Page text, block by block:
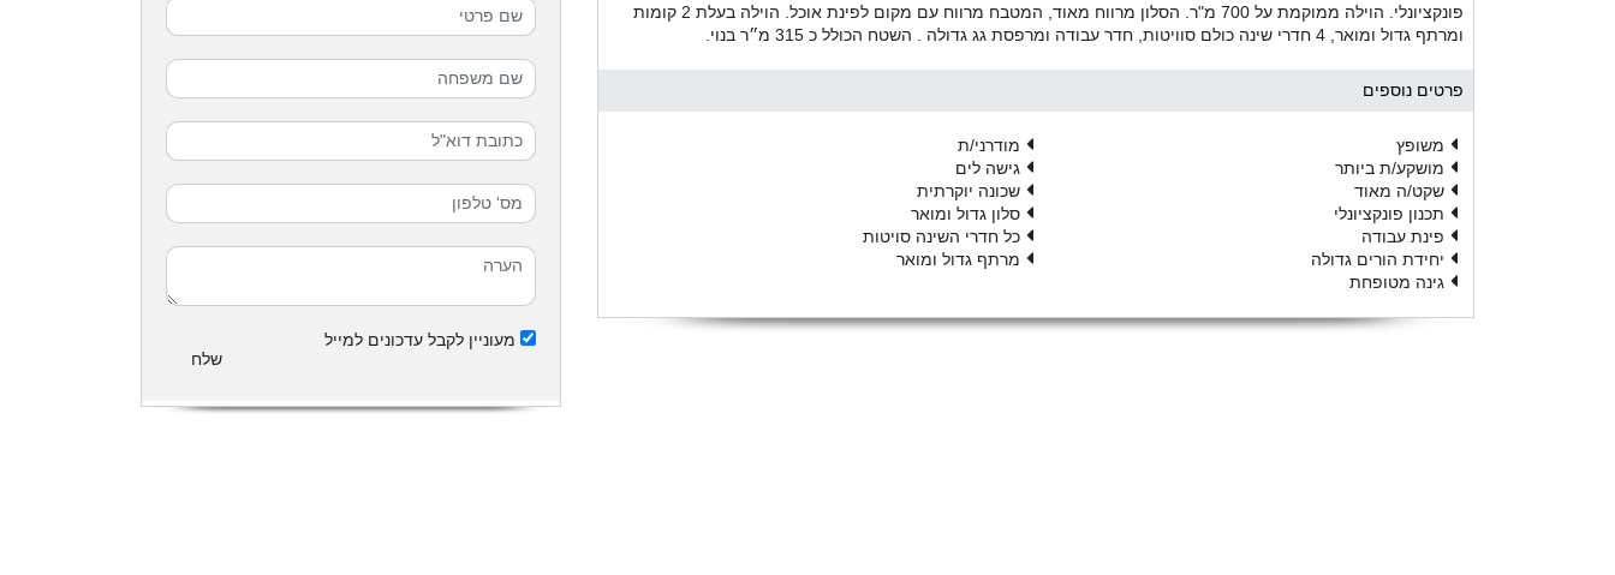
פונקציונלי. הוילה ממוקמת על 700 מ"ר. הסלון מרווח מאוד, המטבח מרווח עם מקום לפינת אוכל. הוילה בעלת 2 קומות
ומרתף גדול ומואר, 4 חדרי שינה כולם סוויטות, חדר עבודה ומרפסת גג גדולה . השטח הכולל כ 315 מ״ר בנוי.
פרטים נוספים
משופץ
מודרני/ת
מושקע/ת ביותר
גישה לים
שקט/ה מאוד
שכונה יוקרתית
תכנון פונקציונלי
סלון גדול ומואר
פינת עבודה
כל חדרי השינה סויטות
יחידת הורים גדולה
מרתף גדול ומואר
גינה מטופחת
מעוניין לקבל עדכונים למייל
שלח